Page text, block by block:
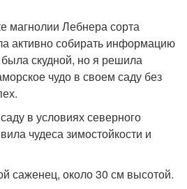
магнолии Лебнера сорта
активно собирать информацию
скудной, но я решила
чудо в своем саду без
в условиях северного
чудеса зимостойкости и
саженец, около 30 см высотой.